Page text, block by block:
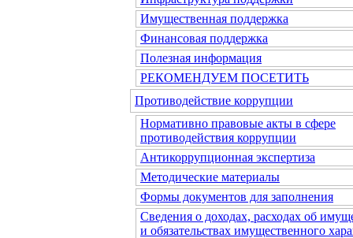
Имущественная поддержка
Финансовая поддержка
Полезная информация
РЕКОМЕНДУЕМ ПОСЕТИТЬ
Противодействие коррупции
Нормативно правовые акты в сфере
противодействия коррупции
Антикоррупционная экспертиза
Методические материалы
Формы документов для заполнения
Сведения о доходах, расходах об
и обязательствах имущественного